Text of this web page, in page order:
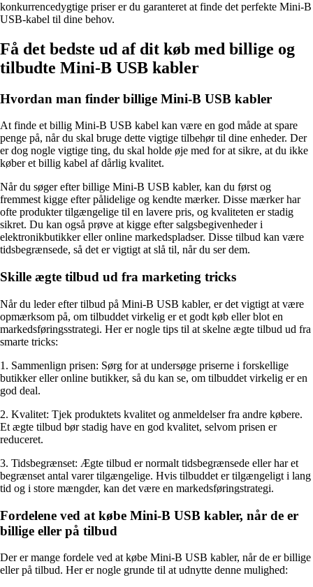
konkurrencedygtige priser er du garanteret at finde det perfekte Mini-B
USB-kabel til dine behov.
Få det bedste ud af dit køb med billige og
tilbudte Mini-B USB kabler
Hvordan man finder billige Mini-B USB kabler
At finde et billig Mini-B USB kabel kan være en god måde at spare
penge på, når du skal bruge dette vigtige tilbehør til dine enheder. Der
er dog nogle vigtige ting, du skal holde øje med for at sikre, at du ikke
køber et billig kabel af dårlig kvalitet.
Når du søger efter billige Mini-B USB kabler, kan du først og
fremmest kigge efter pålidelige og kendte mærker. Disse mærker har
ofte produkter tilgængelige til en lavere pris, og kvaliteten er stadig
sikret. Du kan også prøve at kigge efter salgsbegivenheder i
elektronikbutikker eller online markedspladser. Disse tilbud kan være
tidsbegrænsede, så det er vigtigt at slå til, når du ser dem.
Skille ægte tilbud ud fra marketing tricks
Når du leder efter tilbud på Mini-B USB kabler, er det vigtigt at være
opmærksom på, om tilbuddet virkelig er et godt køb eller blot en
markedsføringsstrategi. Her er nogle tips til at skelne ægte tilbud ud fra
smarte tricks:
1. Sammenlign prisen: Sørg for at undersøge priserne i forskellige
butikker eller online butikker, så du kan se, om tilbuddet virkelig er en
god deal.
2. Kvalitet: Tjek produktets kvalitet og anmeldelser fra andre købere.
Et ægte tilbud bør stadig have en god kvalitet, selvom prisen er
reduceret.
3. Tidsbegrænset: Ægte tilbud er normalt tidsbegrænsede eller har et
begrænset antal varer tilgængelige. Hvis tilbuddet er tilgængeligt i lang
tid og i store mængder, kan det være en markedsføringstrategi.
Fordelene ved at købe Mini-B USB kabler, når de er
billige eller på tilbud
Der er mange fordele ved at købe Mini-B USB kabler, når de er billige
eller på tilbud. Her er nogle grunde til at udnytte denne mulighed: